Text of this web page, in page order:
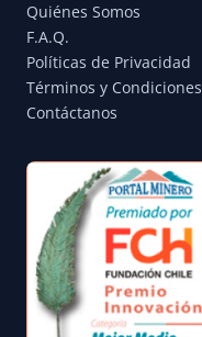
Quiénes Somos
F.A.Q.
Políticas de Privacidad
Términos y Condiciones
Contáctanos